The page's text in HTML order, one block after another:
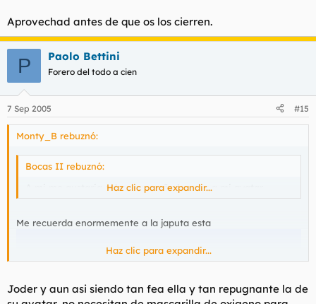
Aprovechad antes de que os los cierren.
P Paolo Bettini
Forero del todo a cien
7 Sep 2005 #15
Monty_B rebuznó:
Bocas II rebuznó:
A mi me gustaria saber que coño le pasa a mi avatar.
Haz clic para expandir...
Me recuerda enormemente a la japuta esta
Haz clic para expandir...
Joder y aun asi siendo tan fea ella y tan repugnante la de